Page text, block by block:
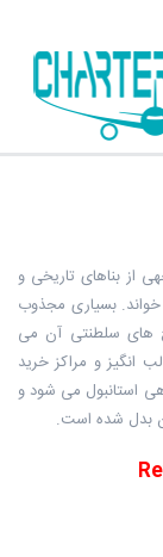
از بناهای تاریخی و
بسیاری مجذوب
های سلطنتی آن می
انگیز و مراکز خرید
استانبول می شود و
بدل شده است.